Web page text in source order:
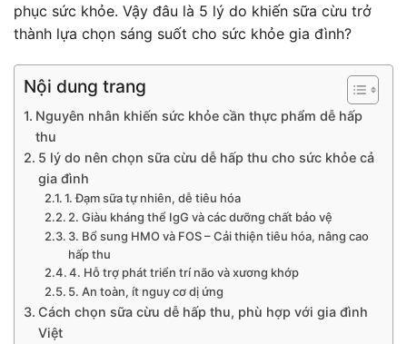
phục sức khỏe. Vậy đâu là 5 lý do khiến sữa cừu trở
thành lựa chọn sáng suốt cho sức khỏe gia đình?
Nội dung trang
Nguyên nhân khiến sức khỏe cần thực phẩm dễ hấp
thu
5 lý do nên chọn sữa cừu dễ hấp thu cho sức khỏe cả
gia đình
1. Đạm sữa tự nhiên, dễ tiêu hóa
2. Giàu kháng thể IgG và các dưỡng chất bảo vệ
3. Bổ sung HMO và FOS – Cải thiện tiêu hóa, nâng cao
hấp thu
4. Hỗ trợ phát triển trí não và xương khớp
5. An toàn, ít nguy cơ dị ứng
Cách chọn sữa cừu dễ hấp thu, phù hợp với gia đình
Việt